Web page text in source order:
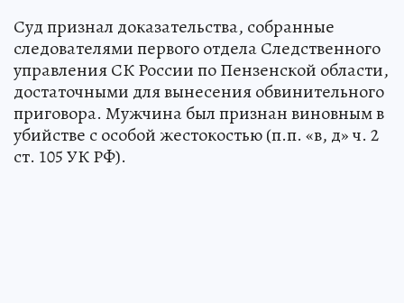
Суд признал доказательства, собранные
следователями первого отдела Следственного
управления СК России по Пензенской области,
достаточными для вынесения обвинительного
приговора. Мужчина был признан виновным в
убийстве с особой жестокостью (п.п. «в, д» ч. 2
ст. 105 УК РФ).